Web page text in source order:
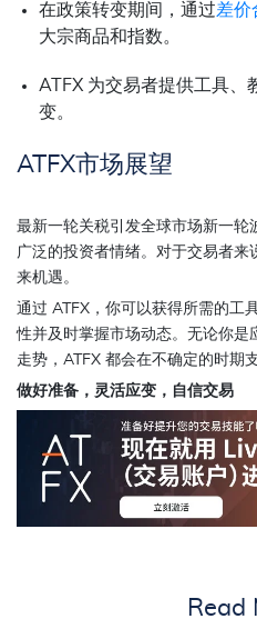
在政策转变期间，通过差价
大宗商品和指数。
ATFX 为交易者提供工具、
变。
ATFX市场展望
最新一轮关税引发全球市场新一轮
广泛的投资者情绪。对于交易者来
来机遇。
通过 ATFX，你可以获得所需的工
性并及时掌握市场动态。无论你是
走势，ATFX 都会在不确定的时期
做好准备，灵活应变，自信交易
Read